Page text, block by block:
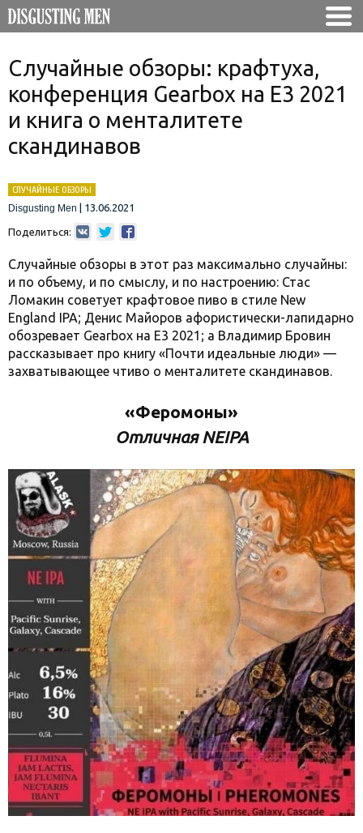
Случайные обзоры: крафтуха,
конференция Gearbox на Е3 2021
и книга о менталитете
скандинавов
СЛУЧАЙНЫЕ ОБЗОРЫ
Disgusting Men
13.06.2021
Поделиться:
Случайные обзоры в этот раз максимально случайны:
и по объему, и по смыслу, и по настроению: Стас
Ломакин советует крафтовое пиво в стиле New
England IPA; Денис Майоров афористически-лапидарно
обозревает Gearbox на Е3 2021; а Владимир Бровин
рассказывает про книгу «Почти идеальные люди» —
захватывающее чтиво о менталитете скандинавов.
«Феромоны»
Отличная NEIPA